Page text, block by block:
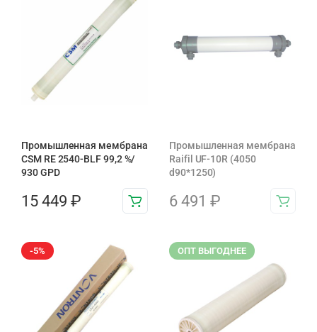
Промышленная мембрана
CSM RE 2540-BLF 99,2 %/
930 GPD
15 449 ₽
Промышленная мембрана
Raifil UF-10R (4050
d90*1250)
6 491 ₽
-5% ОПТ ВЫГОДНЕЕ